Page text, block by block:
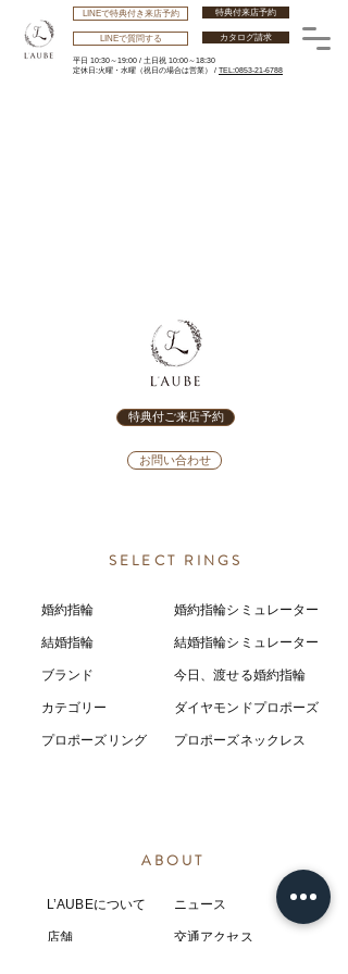
特典付来店予約
LINEで特典付き来店予約
カタログ請求
平日 10:30～19:00 / 土日祝 10:00～18:30
​定休日:火曜・水曜 （祝日の場合は営業） / TEL:0853-21-6788
LINEで質問する
特典付ご来店予約
お問い合わせ
SELECT RINGS
婚約指輪
結婚指輪
ブランド
カテゴリー
プロポーズリング
婚約指輪シミュレーター
結婚指輪シミ ュレーター
今日、渡せる婚約指輪
ダイヤモンドプロポーズ
プロポーズネックレス
ABOUT
L’AUBEについて
店舗
​ニュース
​交通アクセス